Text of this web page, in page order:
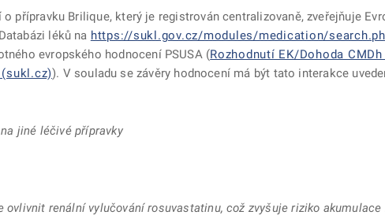
přípravku Brilique, který je registrován centralizovaně, zveřejňuje
léků na https://sukl.gov.cz/modules/medication/
evropského hodnocení PSUSA (Rozhodnutí EK/Dohoda
). V souladu se závěry hodnocení má být tato interakce
jiné léčivé přípravky
ovlivnit renální vylučování rosuvastatinu, což zvyšuje riziko